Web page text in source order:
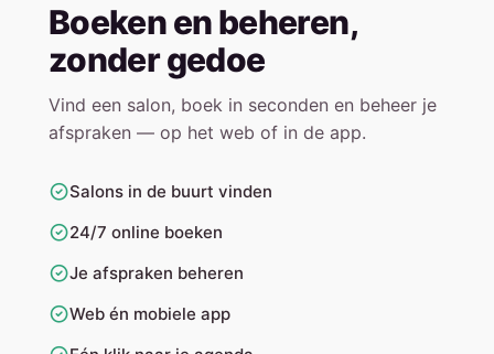
Boeken en beheren,
zonder gedoe
Vind een salon, boek in seconden en beheer je
afspraken — op het web of in de app.
Salons in de buurt vinden
24/7 online boeken
Je afspraken beheren
Web én mobiele app